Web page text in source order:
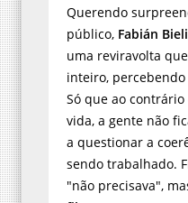
Querendo
público, Fabián
uma reviravolta
inteiro,
Só que ao
vida, a gente não
a questionar a
sendo trabalhado.
"não precisava",